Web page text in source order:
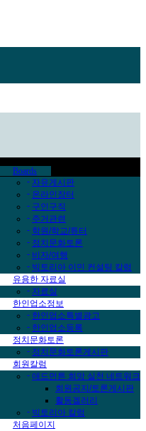
Boards
- 자유게시판
- 온라인장터
- 구인구직
- 주거관련
- 학원/학교/튜터
- 정치문화토론
- 비자/여행
- 빅토리아 이민 컨설팅 칼럼
유용한 자료실
- 자료실
한인업소정보
- 한인업소특별광고
- 한인업소등록
정치문화토론
- 정치문화토론게시판
회원칼럼
- 애드먼튼 희망 실천 네트워크
회원공지/토론게시판
활동겔러리
- 빅토리아 칼럼
처음페이지